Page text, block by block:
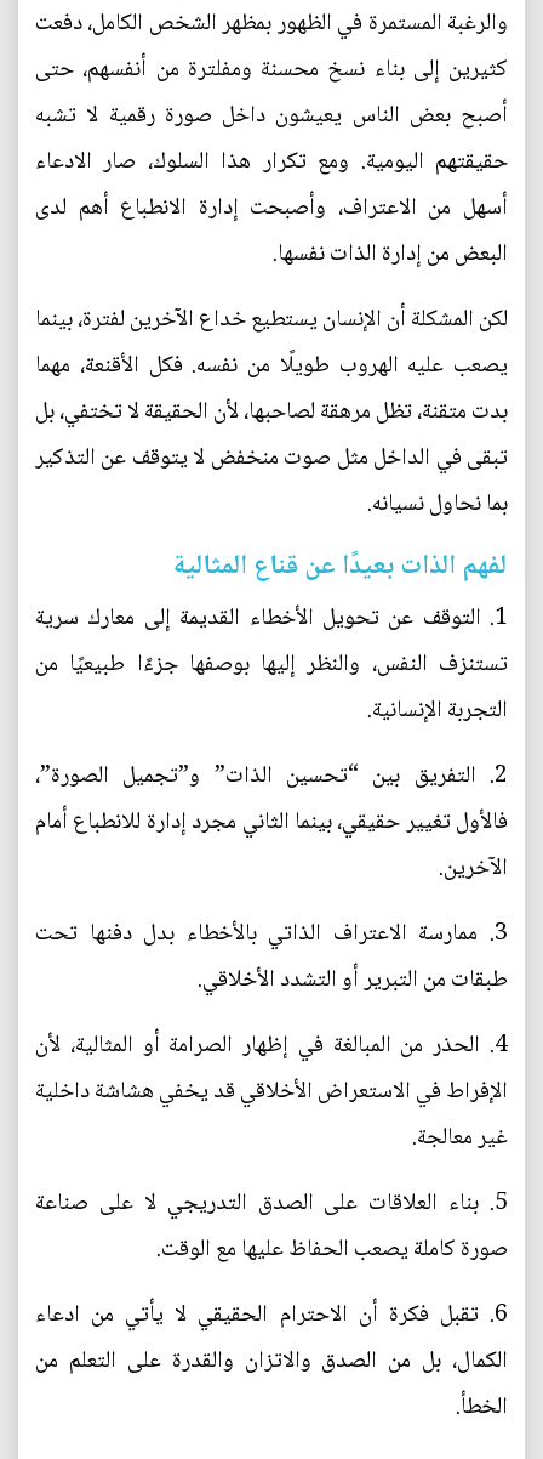
والرغبة المستمرة في الظهور بمظهر الشخص الكامل، دفعت
كثيرين إلى بناء نسخ محسنة ومفلترة من أنفسهم، حتى
أصبح بعض الناس يعيشون داخل صورة رقمية لا تشبه
حقيقتهم اليومية. ومع تكرار هذا السلوك، صار الادعاء
أسهل من الاعتراف، وأصبحت إدارة الانطباع أهم لدى
البعض من إدارة الذات نفسها.
لكن المشكلة أن الإنسان يستطيع خداع الآخرين لفترة، بينما
يصعب عليه الهروب طويلًا من نفسه. فكل الأقنعة، مهما
بدت متقنة، تظل مرهقة لصاحبها، لأن الحقيقة لا تختفي، بل
تبقى في الداخل مثل صوت منخفض لا يتوقف عن التذكير
بما نحاول نسيانه.
لفهم الذات بعيدًا عن قناع المثالية
1. التوقف عن تحويل الأخطاء القديمة إلى معارك سرية
تستنزف النفس، والنظر إليها بوصفها جزءًا طبيعيًا من
التجربة الإنسانية.
2. التفريق بين “تحسين الذات” و”تجميل الصورة”،
فالأول تغيير حقيقي، بينما الثاني مجرد إدارة للانطباع أمام
الآخرين.
3. ممارسة الاعتراف الذاتي بالأخطاء بدل دفنها تحت
طبقات من التبرير أو التشدد الأخلاقي.
4. الحذر من المبالغة في إظهار الصرامة أو المثالية، لأن
الإفراط في الاستعراض الأخلاقي قد يخفي هشاشة داخلية
غير معالجة.
5. بناء العلاقات على الصدق التدريجي لا على صناعة
صورة كاملة يصعب الحفاظ عليها مع الوقت.
6. تقبل فكرة أن الاحترام الحقيقي لا يأتي من ادعاء
الكمال، بل من الصدق والاتزان والقدرة على التعلم من
الخطأ.